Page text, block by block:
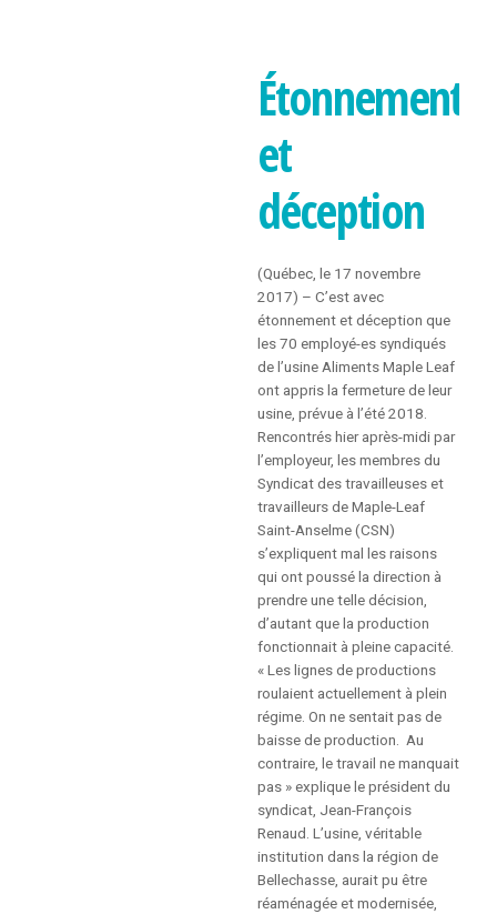
Étonnement
et
déception
(Québec, le 17 novembre
2017) – C’est avec
étonnement et déception que
les 70 employé-es syndiqués
de l’usine Aliments Maple Leaf
ont appris la fermeture de leur
usine, prévue à l’été 2018.
Rencontrés hier après-midi par
l’employeur, les membres du
Syndicat des travailleuses et
travailleurs de Maple-Leaf
Saint-Anselme (CSN)
s’expliquent mal les raisons
qui ont poussé la direction à
prendre une telle décision,
d’autant que la production
fonctionnait à pleine capacité.
« Les lignes de productions
roulaient actuellement à plein
régime. On ne sentait pas de
baisse de production. Au
contraire, le travail ne manquait
pas » explique le président du
syndicat, Jean-François
Renaud. L’usine, véritable
institution dans la région de
Bellechasse, aurait pu être
réaménagée et modernisée,
INSTANCES
À PROPOS DES INSTANCES
COMITÉ EXÉCUTIF
CONSEIL SYNDICAL
ASSEMBLÉE GÉNÉRALE
POLITIQUE D’AIDE
PUBLICATIONS
JOURNAL LE RÉFLEXE
AFFICHES DU CCQCA
COMITÉ DE RELATIONS
INTERCULTURELLES ET
RACISME SYSTÉMIQUE
DOCUMENTS DU
CENTENAIRE
SE SYNDIQUER
VOUS DÉSIREZ VOUS
SYNDIQUER?